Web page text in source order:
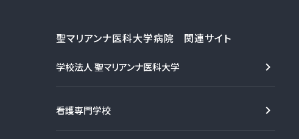
聖マリアンナ医科大学病院 関連サイト
学校法人 聖マリアンナ医科大学
看護専門学校